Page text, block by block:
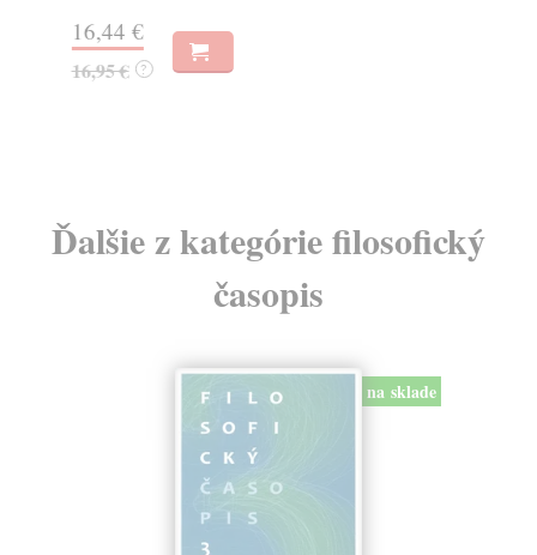
16,44 €
16,95 € ?
Ďalšie z kategórie filosofický
časopis
na sklade